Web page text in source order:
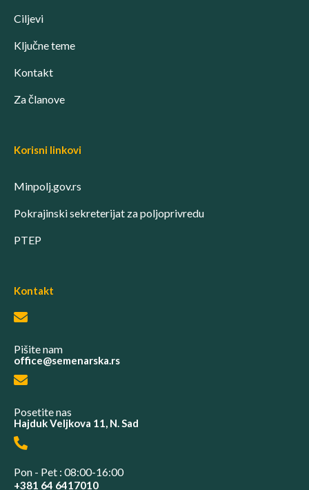
Ciljevi
Ključne teme
Kontakt
Za članove
Korisni linkovi
Minpolj.gov.rs
Pokrajinski sekreterijat za poljoprivredu
PTEP
Kontakt
Pišite nam
office@semenarska.rs
Posetite nas
Hajduk Veljkova 11, N. Sad
Pon - Pet : 08:00-16:00
+381 64 6417010